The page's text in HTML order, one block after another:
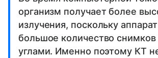
организм получает более
излучения, поскольку
большое количество
углами. Именно поэтому КТ